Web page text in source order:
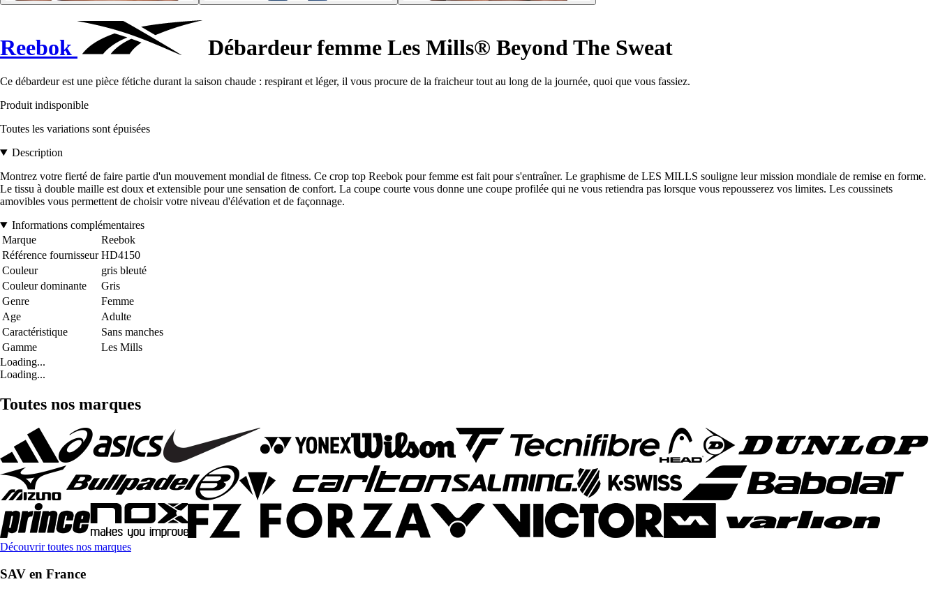
Reebok Débardeur femme Les Mills® Beyond The Sweat
Ce débardeur est une pièce fétiche durant la saison chaude : respirant et léger, il vous procure de la fraicheur tout au long de la journée, quoi que vous fassiez.
Produit indisponible
Toutes les variations sont épuisées
Description
Montrez votre fierté de faire partie d'un mouvement mondial de fitness. Ce crop top Reebok pour femme est fait pour s'entraîner. Le graphisme de LES MILLS souligne leur mission mondiale de remise en forme.
Le tissu à double maille est doux et extensible pour une sensation de confort. La coupe courte vous donne une coupe profilée qui ne vous retiendra pas lorsque vous repousserez vos limites. Les coussinets
amovibles vous permettent de choisir votre niveau d'élévation et de façonnage.
Informations complémentaires
Marque
Reebok
Référence fournisseur HD4150
Couleur
gris bleuté
Couleur dominante
Gris
Genre
Femme
Age
Adulte
Caractéristique
Sans manches
Gamme
Les Mills
Loading...
Loading...
Toutes nos marques
Découvrir toutes nos marques
SAV en France